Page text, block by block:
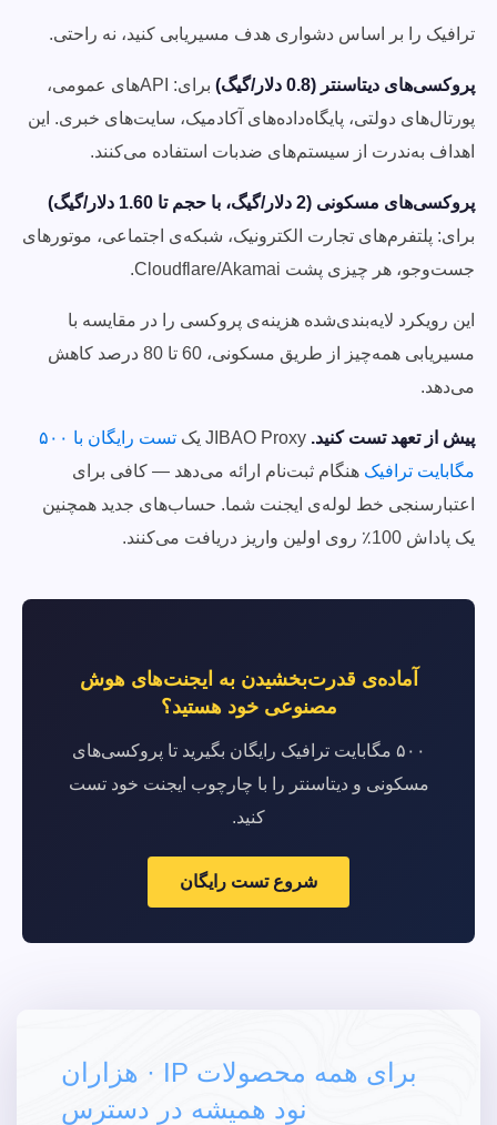
ترافیک را بر اساس دشواری هدف مسیریابی کنید، نه راحتی.
پروکسی‌های دیتاسنتر (0.8 دلار/گیگ)
برای: APIهای عمومی،
پورتال‌های دولتی، پایگاه‌داده‌های آکادمیک، سایت‌های خبری. این
اهداف به‌ندرت از سیستم‌های ضدبات استفاده می‌کنند.
پروکسی‌های مسکونی (2 دلار/گیگ، با حجم تا 1.60 دلار/گیگ)
برای: پلتفرم‌های تجارت الکترونیک، شبکه‌ی اجتماعی، موتورهای
جست‌وجو، هر چیزی پشت Cloudflare/Akamai.
این رویکرد لایه‌بندی‌شده هزینه‌ی پروکسی را در مقایسه با
مسیریابی همه‌چیز از طریق مسکونی، 60 تا 80 درصد کاهش
می‌دهد.
پیش از تعهد تست کنید.
تست رایگان با ۵۰۰
مگابایت ترافیک هنگام ثبت‌نام ارائه می‌دهد — کافی برای
اعتبارسنجی خط لوله‌ی ایجنت شما. حساب‌های جدید همچنین
یک پاداش 100٪ روی اولین واریز دریافت می‌کنند.
آماده‌ی قدرت‌بخشیدن به ایجنت‌های هوش
مصنوعی خود هستید؟
۵۰۰ مگابایت ترافیک رایگان بگیرید تا پروکسی‌های
مسکونی و دیتاسنتر را با چارچوب ایجنت خود تست
کنید.
شروع تست رایگان
برای همه محصولات IP · هزاران
نود همیشه در دسترس